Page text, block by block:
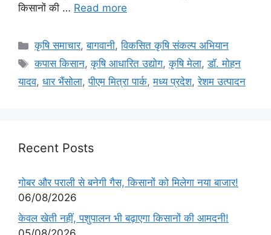
किसानों की … Read more
कृषि समाचार,बागवानी,विकसित कृषि संकल्प अभियान
कपास किसान,कृषि आधारित उद्योग,कृषि मेला,डॉ. मोहन
यादव, धार भैंसोला,पीएम मित्रा पार्क,मध्य प्रदेश,रेशम उत्पादन
Recent Posts
गोबर और पराली से बनेगी गैस, किसानों को मिलेगा नया बाजार!
06/08/2026
केवल खेती नहीं, पशुपालन भी बढ़ाएगा किसानों की आमदनी!